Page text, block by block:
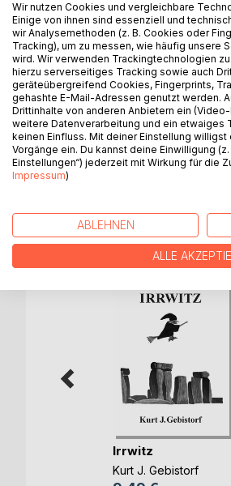
BESCHREIBUNG
Kinder wollen älter
Wie verhalten sie sich?
gelassen und zufrieden,
Viele verbergen ihre
Dieses Buch versucht
WEITERE
Irrwitz
Kurt J. Gebistorf
Wir nutzen Cookies und vergleichbare
Einige von ihnen sind essenziell und
wir Analysemethoden (z. B. Cookies oder
Tracking), um zu messen, wie häufig unsere
wird. Wir verwenden Trackingtechnologien
hierzu serverseitiges Tracking sowie auch
geräteübergreifend Cookies, Fingerprints,
gehashte E-Mail-Adressen genutzt werden.
Drittinhalte von anderen Anbietern ein
weitere Datenverarbeitung und ein etwaiges
keinen Einfluss. Mit deiner Einstellung
Vorgänge ein. Du kannst deine Einwilligung
Einstellungen“) jederzeit mit Wirkung für die
Impressum)
ABLEHNEN
ALLE